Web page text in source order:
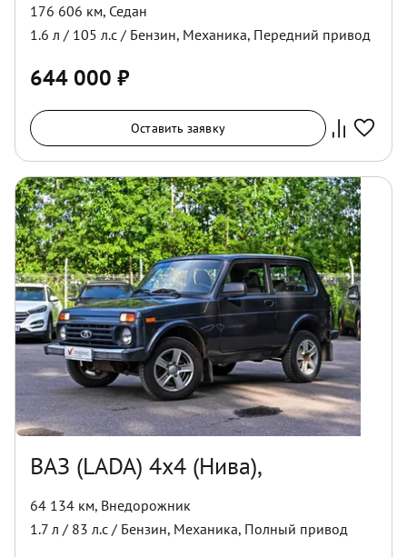
176 606 км, Седан
1.6 л / 105 л.с / Бензин, Механика, Передний привод
644 000 ₽
Оставить заявку
ВАЗ (LADA) 4x4 (Нива),
64 134 км, Внедорожник
1.7 л / 83 л.с / Бензин, Механика, Полный привод